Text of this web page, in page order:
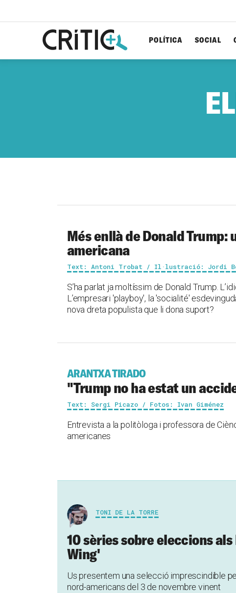
POLÍTICA SOCIAL
Més enllà de Donald
americana
Text: Antoni Trobat / Il·lustració: Jordi
S’ha parlat ja moltíssim de Donald Trump.
L’empresari 'playboy', la 'socialité'
nova dreta populista que li dona suport?
ARANTXA TIRADO
"Trump no ha estat un
Text: Sergi Picazo / Fotos: Ivan Giménez
Entrevista a la politòloga i professora de
americanes
TONI DE LA TORRE
10 sèries sobre eleccions
Wing'
Us presentem una selecció imprescindible
nord-americans del 3 de novembre vinent